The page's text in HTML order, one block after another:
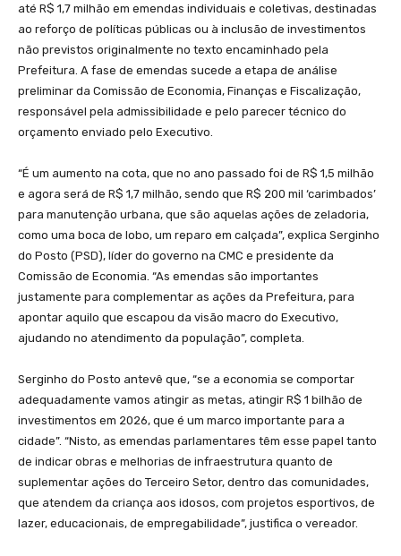
até R$ 1,7 milhão em emendas individuais e coletivas, destinadas
ao reforço de políticas públicas ou à inclusão de investimentos
não previstos originalmente no texto encaminhado pela
Prefeitura. A fase de emendas sucede a etapa de análise
preliminar da Comissão de Economia, Finanças e Fiscalização,
responsável pela admissibilidade e pelo parecer técnico do
orçamento enviado pelo Executivo.
“É um aumento na cota, que no ano passado foi de R$ 1,5 milhão
e agora será de R$ 1,7 milhão, sendo que R$ 200 mil ‘carimbados’
para manutenção urbana, que são aquelas ações de zeladoria,
como uma boca de lobo, um reparo em calçada”, explica Serginho
do Posto (PSD), líder do governo na CMC e presidente da
Comissão de Economia. “As emendas são importantes
justamente para complementar as ações da Prefeitura, para
apontar aquilo que escapou da visão macro do Executivo,
ajudando no atendimento da população”, completa.
Serginho do Posto antevê que, “se a economia se comportar
adequadamente vamos atingir as metas, atingir R$ 1 bilhão de
investimentos em 2026, que é um marco importante para a
cidade”. “Nisto, as emendas parlamentares têm esse papel tanto
de indicar obras e melhorias de infraestrutura quanto de
suplementar ações do Terceiro Setor, dentro das comunidades,
que atendem da criança aos idosos, com projetos esportivos, de
lazer, educacionais, de empregabilidade”, justifica o vereador.